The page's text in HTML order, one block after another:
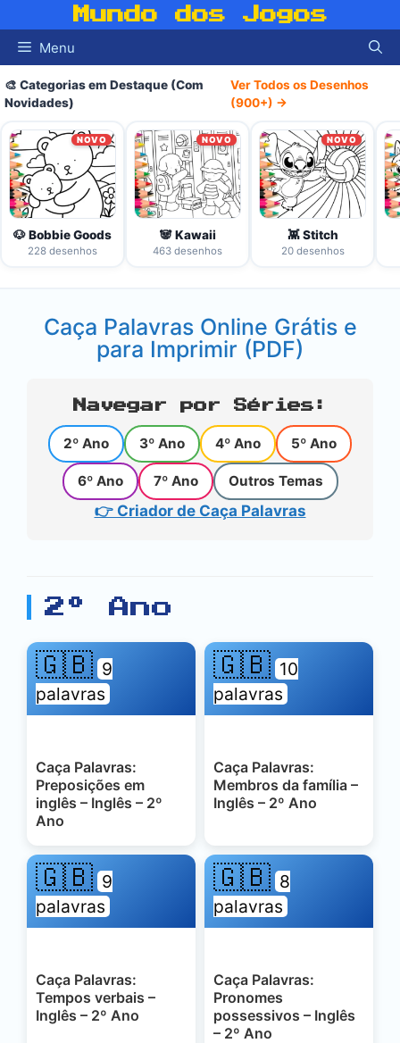
para
conteúdo
Mundo dos Jogos
Menu
🎨 Categorias em Destaque (Com
Novidades)
Ver Todos os Desenhos
(900+) →
NOVO
🐶 Bobbie Goods
228 desenhos
NOVO
🐼 Kawaii
463 desenhos
NOVO
👾 Stitch
20 desenhos
Caça Palavras Online Grátis e
para Imprimir (PDF)
Navegar por Séries:
2º Ano 3º Ano 4º Ano 5º Ano
6º Ano 7º Ano Outros Temas
👉 Criador de Caça Palavras
2º Ano
🇬🇧 9
palavras
Caça Palavras:
Preposições em
inglês – Inglês – 2º
Ano
🇬🇧 10
palavras
Caça Palavras:
Membros da família –
Inglês – 2º Ano
🇬🇧 9
palavras
Caça Palavras:
Tempos verbais –
Inglês – 2º Ano
🇬🇧 8
palavras
Caça Palavras:
Pronomes
possessivos – Inglês
– 2º Ano